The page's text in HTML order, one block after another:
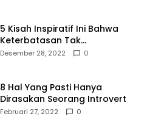
5 Kisah Inspiratif Ini Bahwa
Keterbatasan Tak
Menghalangi Segalanya
Desember 28, 2022 0
8 Hal Yang Pasti Hanya
Dirasakan Seorang Introvert
Februari 27, 2022 0